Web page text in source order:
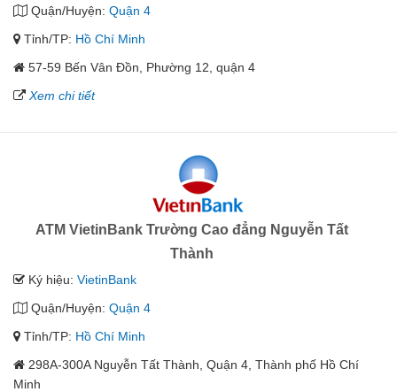
Quận/Huyện: Quận 4
Tỉnh/TP: Hồ Chí Minh
57-59 Bến Vân Đồn, Phường 12, quận 4
Xem chi tiết
ATM VietinBank Trường Cao đẳng Nguyễn Tất
Thành
Ký hiệu: VietinBank
Quận/Huyện: Quận 4
Tỉnh/TP: Hồ Chí Minh
298A-300A Nguyễn Tất Thành, Quận 4, Thành phố Hồ Chí
Minh